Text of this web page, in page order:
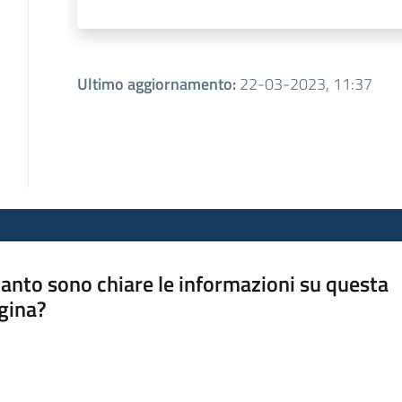
Ultimo aggiornamento:22-03-2023, 11:37
sono chiare le informazioni su questa